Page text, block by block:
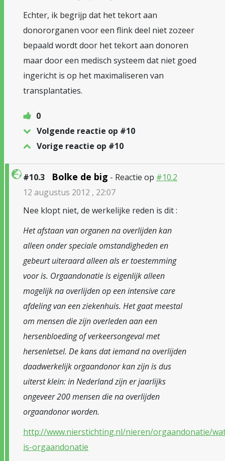
Echter, ik begrijp dat het tekort aan
donororganen voor een flink deel niet zozeer
bepaald wordt door het tekort aan donoren
maar door een medisch systeem dat niet goed
ingericht is op het maximaliseren van
transplantaties.
0
Volgende reactie op #10
Vorige reactie op #10
#10.3 Bolke de big - Reactie op #10.2
12 augustus 2012 , 22:07
Nee klopt niet, de werkelijke reden is dit :
Het afstaan van organen na overlijden kan
alleen onder speciale omstandigheden en
gebeurt uiteraard alleen als er toestemming
voor is. Orgaandonatie is eigenlijk alleen
mogelijk na overlijden op een intensive care
afdeling van een ziekenhuis. Het gaat meestal
om mensen die zijn overleden aan een
hersenbloeding of verkeersongeval met
hersenletsel. De kans dat iemand na overlijden
daadwerkelijk orgaandonor kan zijn is dus
uiterst klein: in Nederland zijn er jaarlijks
ongeveer 200 mensen die na overlijden
orgaandonor worden.
http://www.nierstichting.nl/nieren/orgaandonatie/
is-orgaandonatie